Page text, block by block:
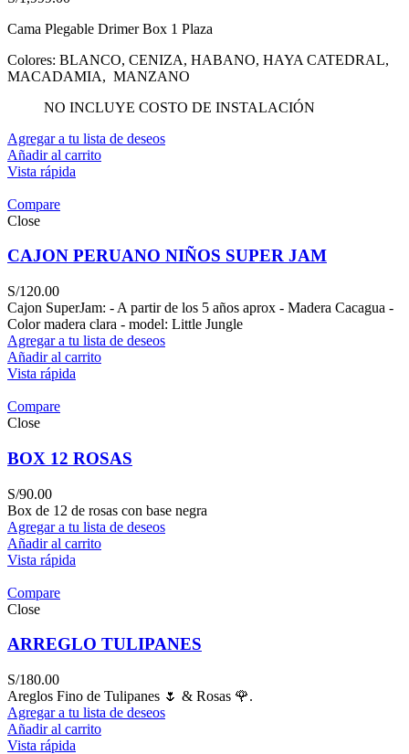
Cama Plegable Drimer Box 1 Plaza
Colores: BLANCO, CENIZA, HABANO, HAYA CATEDRAL,
MACADAMIA, MANZANO
NO INCLUYE COSTO DE INSTALACIÓN
Agregar a tu lista de deseos
Añadir al carrito
Vista rápida
Compare
Close
CAJON PERUANO NIÑOS SUPER JAM
S/120.00
Cajon SuperJam: - A partir de los 5 años aprox - Madera Cacagua -
Color madera clara - model: Little Jungle
Agregar a tu lista de deseos
Añadir al carrito
Vista rápida
Compare
Close
BOX 12 ROSAS
S/90.00
Box de 12 de rosas con base negra
Agregar a tu lista de deseos
Añadir al carrito
Vista rápida
Compare
Close
ARREGLO TULIPANES
S/180.00
Areglos Fino de Tulipanes 🌷 & Rosas 🌹.
Agregar a tu lista de deseos
Añadir al carrito
Vista rápida